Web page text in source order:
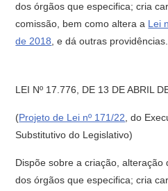
dos órgãos que especifica; cria
comissão, bem como altera a Lei
de 2018 , e dá outras providências.
LEI Nº 17.776, DE 13 DE ABRIL
(Projeto de Lei nº 171/22 , do
Substitutivo do Legislativo)
Dispõe sobre a criação,
dos órgãos que especifica; cria